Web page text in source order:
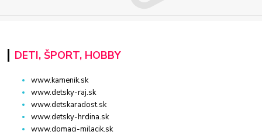
DETI, ŠPORT, HOBBY
www.kamenik.sk
www.detsky-raj.sk
www.detskaradost.sk
www.detsky-hrdina.sk
www.domaci-milacik.sk